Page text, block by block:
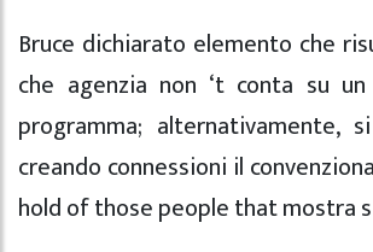
Bruce dichiarato elemento che
che agenzia non ‘t conta su
programma; alternativamente,
creando connessioni il
hold of those people that mostra